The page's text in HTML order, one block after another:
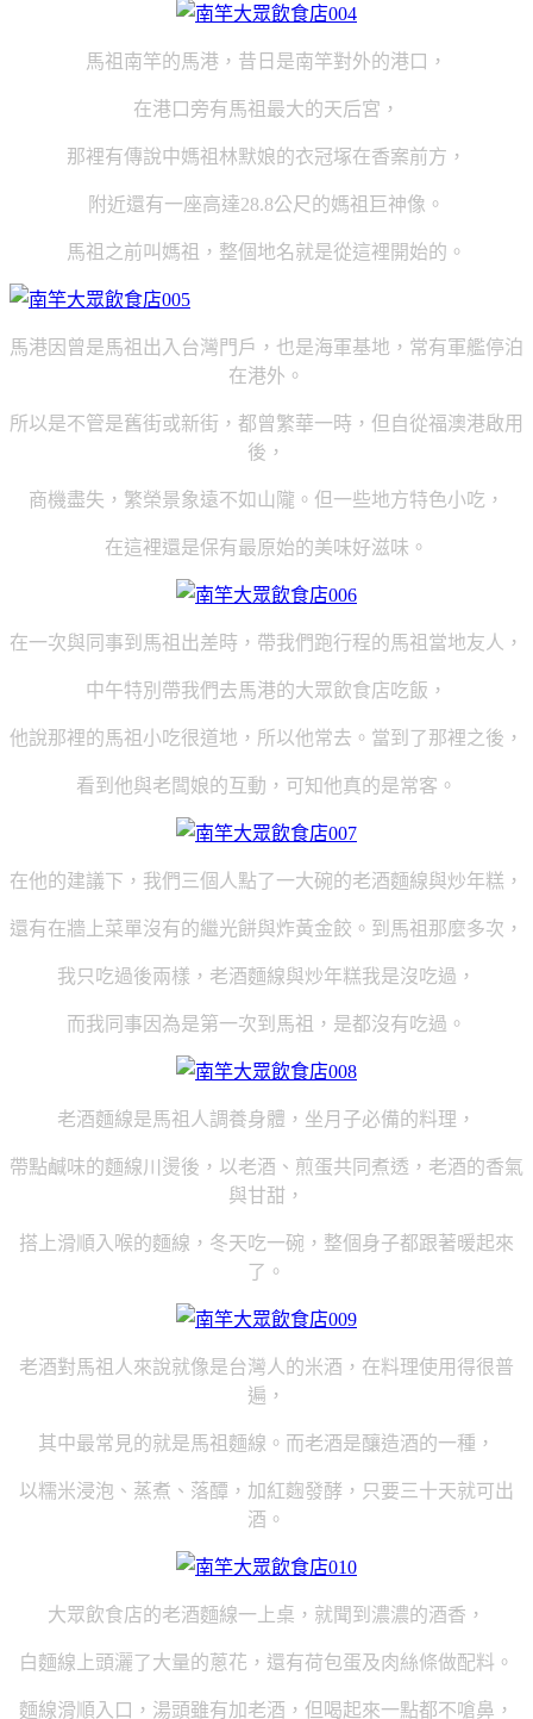
馬祖南竿的馬港，昔日是南竿對外的港口，
在港口旁有馬祖最大的天后宮，
那裡有傳說中媽祖林默娘的衣冠塚在香案前方，
附近還有一座高達28.8公尺的媽祖巨神像。
馬祖之前叫媽祖，整個地名就是從這裡開始的。
馬港因曾是馬祖出入台灣門戶，也是海軍基地，常有軍艦停泊
在港外。
所以是不管是舊街或新街，都曾繁華一時，但自從福澳港啟用
後，
商機盡失，繁榮景象遠不如山隴。但一些地方特色小吃，
在這裡還是保有最原始的美味好滋味。
在一次與同事到馬祖出差時，帶我們跑行程的馬祖當地友人，
中午特別帶我們去馬港的大眾飲食店吃飯，
他說那裡的馬祖小吃很道地，所以他常去。當到了那裡之後，
看到他與老闆娘的互動，可知他真的是常客。
在他的建議下，我們三個人點了一大碗的老酒麵線與炒年糕，
還有在牆上菜單沒有的繼光餅與炸黃金餃。到馬祖那麼多次，
我只吃過後兩樣，老酒麵線與炒年糕我是沒吃過，
而我同事因為是第一次到馬祖，是都沒有吃過。
老酒麵線是馬祖人調養身體，坐月子必備的料理，
帶點鹹味的麵線川燙後，以老酒、煎蛋共同煮透，老酒的香氣
與甘甜，
搭上滑順入喉的麵線，冬天吃一碗，整個身子都跟著暖起來
了。
老酒對馬祖人來說就像是台灣人的米酒，在料理使用得很普
遍，
其中最常見的就是馬祖麵線。而老酒是釀造酒的一種，
以糯米浸泡、蒸煮、落醰，加紅麴發酵，只要三十天就可出
酒。
大眾飲食店的老酒麵線一上桌，就聞到濃濃的酒香，
白麵線上頭灑了大量的蔥花，還有荷包蛋及肉絲條做配料。
麵線滑順入口，湯頭雖有加老酒，但喝起來一點都不嗆鼻，